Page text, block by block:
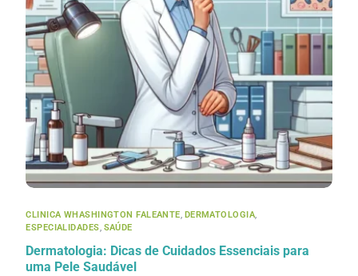
CLINICA WHASHINGTON FALEANTE, DERMATOLOGIA,
ESPECIALIDADES, SAÚDE
Dermatologia: Dicas de Cuidados Essenciais para
uma Pele Saudável